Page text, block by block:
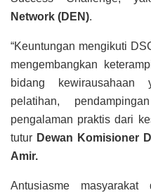
Network (DEN).
“Keuntungan mengikuti
mengembangkan
bidang kewirausahaan
pelatihan,
pengalaman praktis dari
tutur Dewan Komisioner
Amir.
Antusiasme